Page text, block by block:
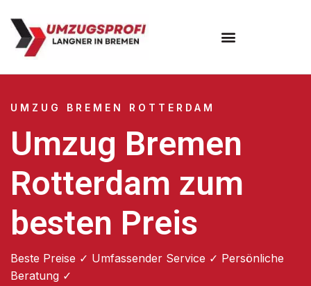
UMZUG BREMEN ROTTERDAM
Umzug Bremen
Rotterdam zum
besten Preis
Beste Preise ✓ Umfassender Service ✓ Persönliche
Beratung ✓